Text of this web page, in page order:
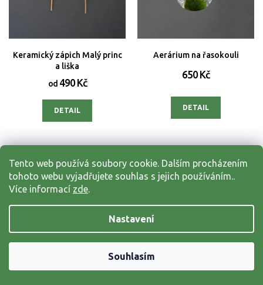
Tento web používá soubory cookie. Dalším procházením
tohoto webu vyjadřujete souhlas s jejich používáním..
Více informací zde.
Nastavení
Souhlasím
Keramický zápich Malý princ
a liška
od490 Kč
DETAIL
Aerárium na řasokouli
650 Kč
DETAIL
NOVINKA NOVINKA